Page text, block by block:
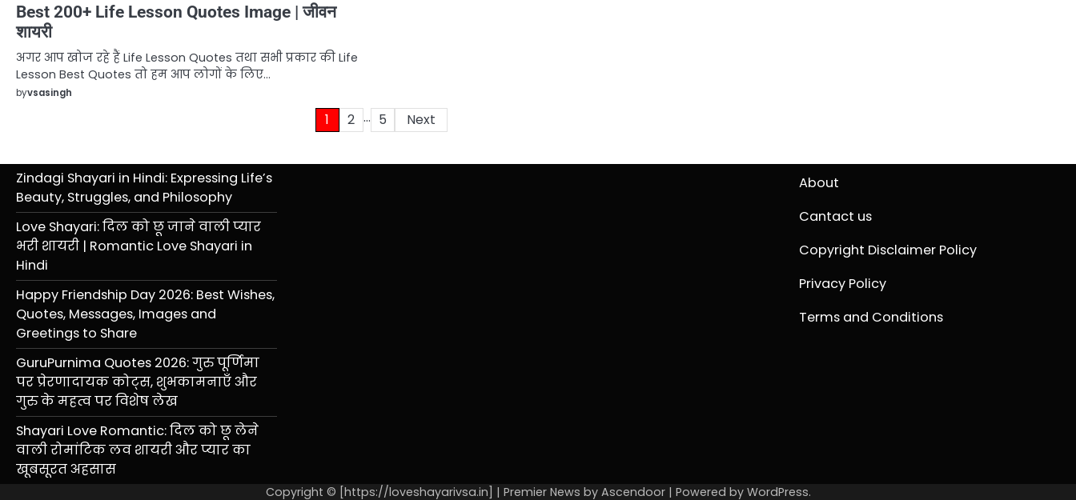
Best 200+ Life Lesson Quotes Image | जीवन
शायरी
अगर आप खोज रहे हैं Life Lesson Quotes तथा सभी प्रकार की Life
Lesson Best Quotes तो हम आप लोगों के लिए…
byvsasingh
1 2 … 5 Next
Zindagi Shayari in Hindi: Expressing Life’s
Beauty, Struggles, and Philosophy
Love Shayari: दिल को छू जाने वाली प्यार
भरी शायरी | Romantic Love Shayari in
Hindi
Happy Friendship Day 2026: Best Wishes,
Quotes, Messages, Images and
Greetings to Share
GuruPurnima Quotes 2026: गुरु पूर्णिमा
पर प्रेरणादायक कोट्स, शुभकामनाएँ और
गुरु के महत्व पर विशेष लेख
Shayari Love Romantic: दिल को छू लेने
वाली रोमांटिक लव शायरी और प्यार का
खूबसूरत अहसास
About
Cantact us
Copyright Disclaimer Policy
Privacy Policy
Terms and Conditions
Copyright © [https://loveshayarivsa.in] | Premier News by Ascendoor| Powered by WordPress.